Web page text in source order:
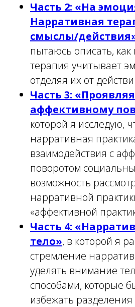
Часть 2: «На
Нарративная
смыслы/
пытаюсь описать,
терапия учитывает
отделяя их от
Часть 3:
аффективному
которой я исследую,
нарративная
взаимодействия с
поворотом
возможность
нарративной
«аффективной
Часть 4:
тело», в которой я
стремление
уделять внимание
способами, которые
избежать